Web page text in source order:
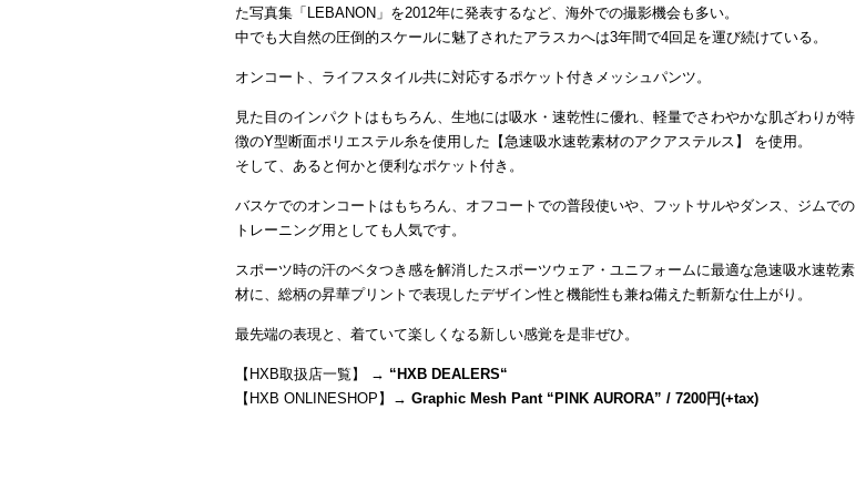
た写真集「LEBANON」を2012年に発表するなど、海外での撮影機会も多い。
中でも大自然の圧倒的スケールに魅了されたアラスカへは3年間で4回足を運び続けている。
オンコート、ライフスタイル共に対応するポケット付きメッシュパンツ。
見た目のインパクトはもちろん、生地には吸水・速乾性に優れ、軽量でさわやかな肌ざわりが特
徴のY型断面ポリエステル糸を使用した【急速吸水速乾素材のアクアステルス】 を使用。
そして、あると何かと便利なポケット付き。
バスケでのオンコートはもちろん、オフコートでの普段使いや、フットサルやダンス、ジムでの
トレーニング用としても人気です。
スポーツ時の汗のベタつき感を解消したスポーツウェア・ユニフォームに最適な急速吸水速乾素
材に、総柄の昇華プリントで表現したデザイン性と機能性も兼ね備えた斬新な仕上がり。
最先端の表現と、着ていて楽しくなる新しい感覚を是非ぜひ。
【HXB取扱店一覧】 → “ HXB DEALERS“
【HXB ONLINESHOP】→ Graphic Mesh Pant “PINK AURORA” / 7200円(+tax)